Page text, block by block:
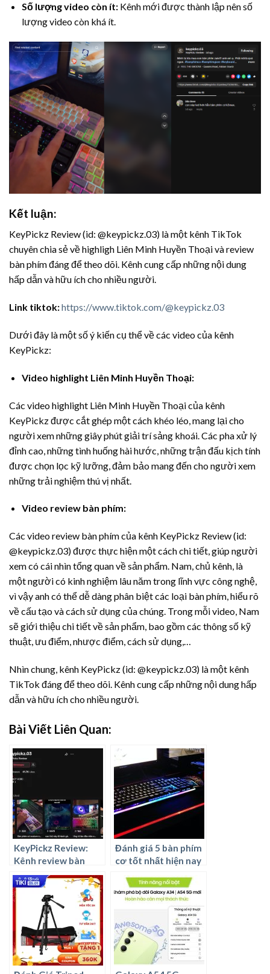
Số lượng video còn ít:Kênh mới được thành lập nên số
lượng video còn khá ít.
Kết luận:
KeyPickz Review (id: @keypickz.03) là một kênh TikTok
chuyên chia sẻ về highligh Liên Minh Huyền Thoại và review
bàn phím đáng để theo dõi. Kênh cung cấp những nội dung
hấp dẫn và hữu ích cho nhiều người.
Link tiktok:https://www.tiktok.com/@keypickz.03
Dưới đây là một số ý kiến cụ thể về các video của kênh
KeyPickz:
Video highlight Liên Minh Huyền Thoại:
Các video highlight Liên Minh Huyền Thoại của kênh
KeyPickz được cắt ghép một cách khéo léo, mang lại cho
người xem những giây phút giải trí sảng khoái. Các pha xử lý
đỉnh cao, những tình huống hài hước, những trận đấu kịch tính
được chọn lọc kỹ lưỡng, đảm bảo mang đến cho người xem
những trải nghiệm thú vị nhất.
Video review bàn phím:
Các video review bàn phím của kênh KeyPickz Review (id:
@keypickz.03) được thực hiện một cách chi tiết, giúp người
xem có cái nhìn tổng quan về sản phẩm. Nam, chủ kênh, là
một người có kinh nghiệm lâu năm trong lĩnh vực công nghệ,
vì vậy anh có thể dễ dàng phân biệt các loại bàn phím, hiểu rõ
về cấu tạo và cách sử dụng của chúng. Trong mỗi video, Nam
sẽ giới thiệu chi tiết về sản phẩm, bao gồm các thông số kỹ
thuật, ưu điểm, nhược điểm, cách sử dụng,…
Nhìn chung, kênh KeyPickz (id: @keypickz.03) là một kênh
TikTok đáng để theo dõi. Kênh cung cấp những nội dung hấp
dẫn và hữu ích cho nhiều người.
Bài Viết Liên Quan:
KeyPickz Review:
Kênh review bàn
phím cơ chuyên
nghiệp và uy tín
Đánh giá 5 bàn phím
cơ tốt nhất hiện nay